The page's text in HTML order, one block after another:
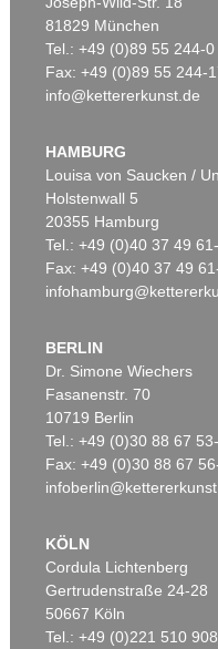
81829 München
Tel.: +49 (0)89 55 244-0
Fax: +49 (0)89 55 244-
info@kettererkunst.de
HAMBURG
Louisa von Saucken /
Holstenwall 5
20355 Hamburg
Tel.: +49 (0)40 37 49
Fax: +49 (0)40 37 49
BERLIN
Dr. Simone Wiechers
Fasanenstr. 70
10719 Berlin
Tel.: +49 (0)30 88 67
Fax: +49 (0)30 88 67
KÖLN
Cordula Lichtenberg
Gertrudenstraße 24-28
50667 Köln
Tel.: +49 (0)221 510